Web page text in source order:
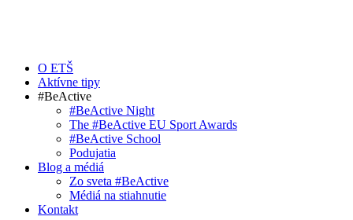
O ETŠ
Aktívne tipy
#BeActive
#BeActive Night
The #BeActive EU Sport Awards
#BeActive School
Podujatia
Blog a médiá
Zo sveta #BeActive
Médiá na stiahnutie
Kontakt